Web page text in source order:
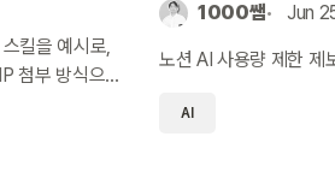
킬을 예시로,
첨부 방식으로
1000쌤 Jun
노션 AI 사용량 제한 제
AI